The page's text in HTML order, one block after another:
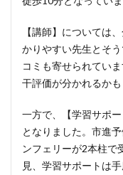
【講師】については
かりやすい先生とそ
コミも寄せられてい
干評価が分かれるかも
一方で、【学習サポ
となりました。市進
ンフェリーが2本柱で
見、学習サポートは